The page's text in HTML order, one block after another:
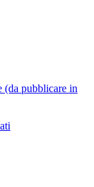
(da pubblicare in